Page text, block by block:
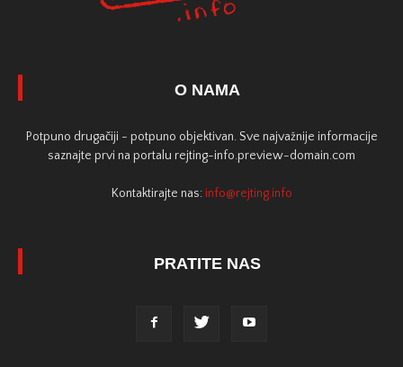
O NAMA
Potpuno drugačiji - potpuno objektivan. Sve najvažnije informacije
saznajte prvi na portalu rejting-info.preview-domain.com
Kontaktirajte nas: info@rejting.info
PRATITE NAS